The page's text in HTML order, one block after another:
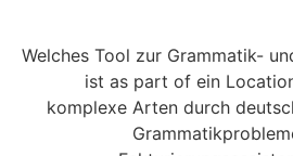
Welches Tool zur Grammatik-
ist as part of ein
komplexe Arten durch